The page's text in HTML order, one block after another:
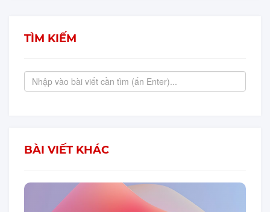
TÌM KIẾM
BÀI VIẾT KHÁC